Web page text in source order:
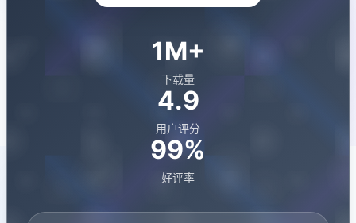
1M+
下载量
4.9
用户评分
99%
好评率